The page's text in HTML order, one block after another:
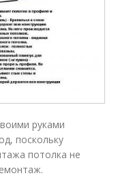
руками
поскольку
потолка не